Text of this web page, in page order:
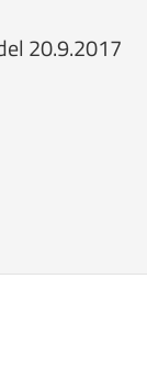
20.9.2017